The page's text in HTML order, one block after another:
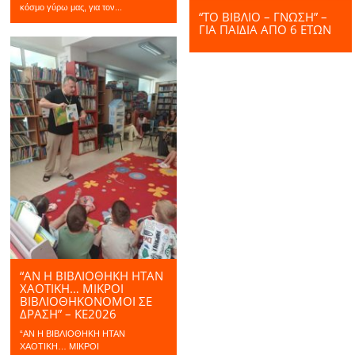
κόσμο γύρω μας, για τον...
“ΤΟ ΒΙΒΛΊΟ – ΓΝΏΣΗ” –
ΓΙΑ ΠΑΙΔΙΆ ΑΠΌ 6 ΕΤΏΝ
“ΑΝ Η ΒΙΒΛΙΟΘΗΚΗ ΗΤΑΝ
ΧΑΟΤΙΚΗ… ΜΙΚΡΟΙ
ΒΙΒΛΙΟΘΗΚΟΝΟΜΟΙ ΣΕ
ΔΡΑΣΗ” – ΚΕ2026
“ΑΝ Η ΒΙΒΛΙΟΘΗΚΗ ΗΤΑΝ
ΧΑΟΤΙΚΗ… ΜΙΚΡΟΙ